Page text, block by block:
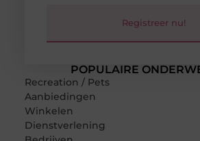
POPULAIRE
Recreation / Pets
Aanbiedingen
Winkelen
Dienstverlening
Registreer nu!